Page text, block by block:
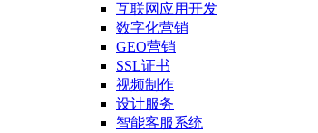
互联网应用开发
数字化营销
GEO营销
SSL证书
视频制作
设计服务
智能客服系统